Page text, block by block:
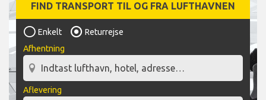
FIND TRANSPORT TIL OG FRA LUFTHAVNEN
Enkelt
Returrejse
Afhentning
Aflevering